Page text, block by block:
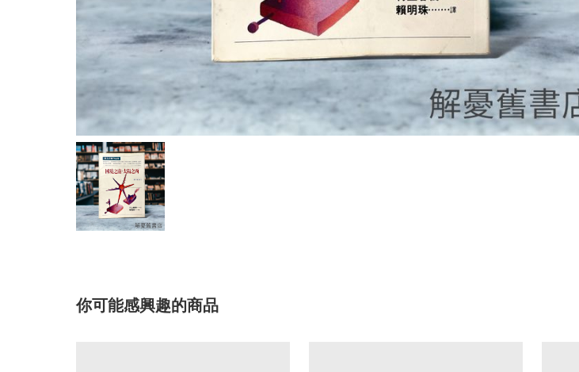
你可能感興趣的商品